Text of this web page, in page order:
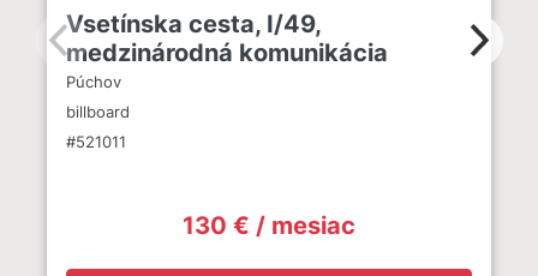
Vsetínska cesta, I/49,
medzinárodná komunikácia
Púchov
billboard
#521011
130 € / mesiac